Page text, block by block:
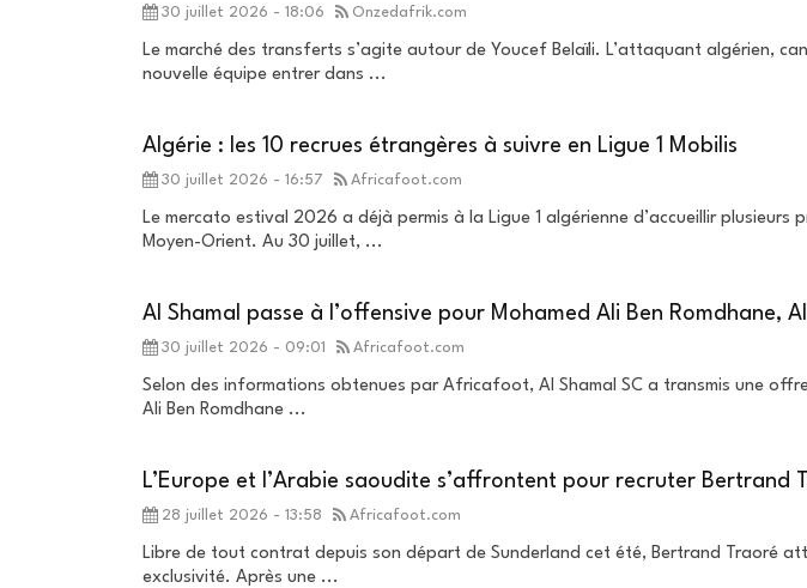
30 juillet 2026 - 18:06 Onzedafrik.com
Le marché des transferts s’agite autour de Youcef Belaïli. L’attaquant algérien,
nouvelle équipe entrer dans ...
Algérie : les 10 recrues étrangères à suivre en Ligue 1 Mobilis
30 juillet 2026 - 16:57 Africafoot.com
Le mercato estival 2026 a déjà permis à la Ligue 1 algérienne d’accueillir
Moyen-Orient. Au 30 juillet, ...
Al Shamal passe à l’offensive pour Mohamed Ali Ben Romdhane,
30 juillet 2026 - 09:01 Africafoot.com
Selon des informations obtenues par Africafoot, Al Shamal SC a transmis une
Ali Ben Romdhane ...
L’Europe et l’Arabie saoudite s’affrontent pour recruter Bertrand
28 juillet 2026 - 13:58 Africafoot.com
Libre de tout contrat depuis son départ de Sunderland cet été, Bertrand Traoré
exclusivité. Après une ...